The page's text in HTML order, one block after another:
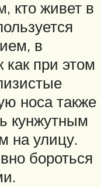
кто живет в
в
при этом
носа также
кунжутным
на улицу.
бороться